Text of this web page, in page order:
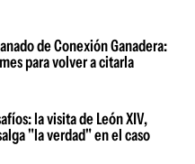
de Conexión Ganadera:
para volver a citarla
la visita de León XIV,
"la verdad" en el caso